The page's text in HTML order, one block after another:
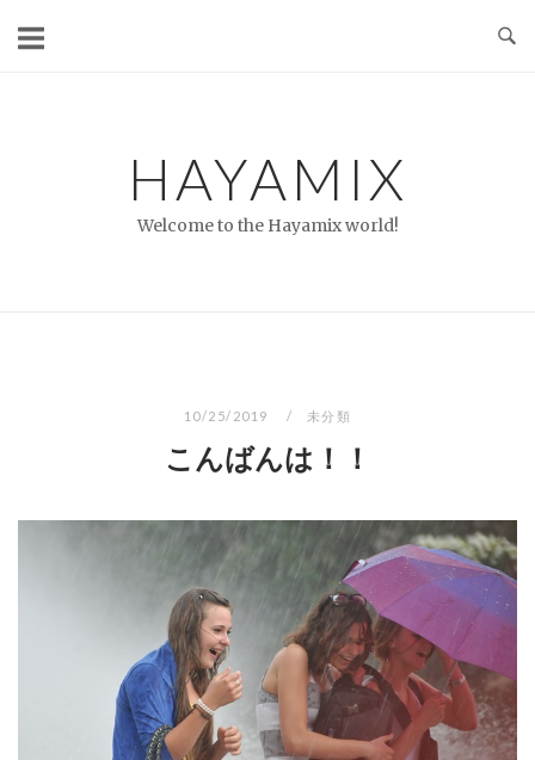
HAYAMIX
Welcome to the Hayamix world!
10/25/2019 未分類
こんばんは！！